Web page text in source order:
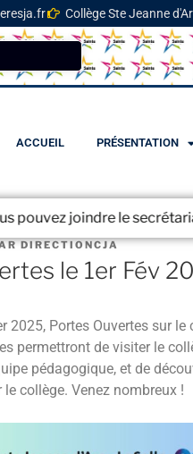
Collège Ste Jeanne
ACCUEIL PRÉSENTATION
le secrétariat au 02 99
DIRECTIONCJA
le 1er Fév
2025, Portes Ouvertes sur le
permettront de visiter le
pédagogique, et de
collège. Venez nombreux !